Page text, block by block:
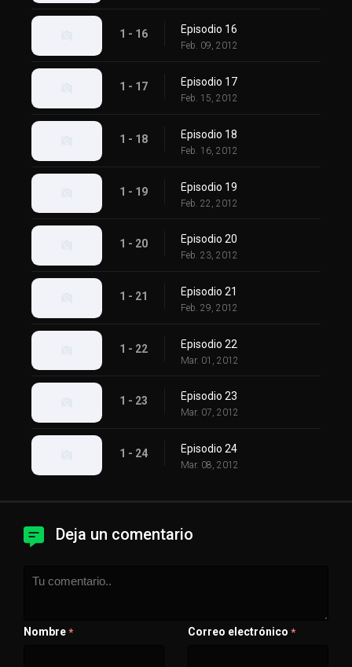
1 - 16 Episodio 16
Feb. 09, 2012
1 - 17 Episodio 17
Feb. 15, 2012
1 - 18 Episodio 18
Feb. 16, 2012
1 - 19 Episodio 19
Feb. 22, 2012
1 - 20 Episodio 20
Feb. 23, 2012
1 - 21 Episodio 21
Feb. 29, 2012
1 - 22 Episodio 22
Mar. 01, 2012
1 - 23 Episodio 23
Mar. 07, 2012
1 - 24 Episodio 24
Mar. 08, 2012
Deja un comentario
Nombre * Correo electrónico *